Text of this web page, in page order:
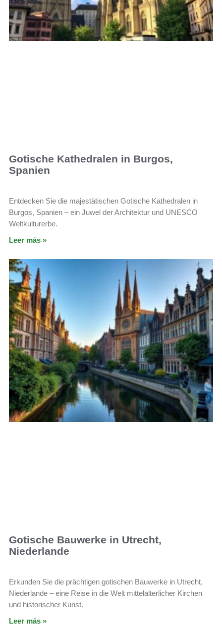
Gotische Kathedralen in Burgos,
Spanien
Entdecken Sie die majestätischen Gotische Kathedralen in
Burgos, Spanien – ein Juwel der Architektur und UNESCO
Weltkulturerbe.
Leer más »
Gotische Bauwerke in Utrecht,
Niederlande
Erkunden Sie die prächtigen gotischen Bauwerke in Utrecht,
Niederlande – eine Reise in die Welt mittelalterlicher Kirchen
und historischer Kunst.
Leer más »